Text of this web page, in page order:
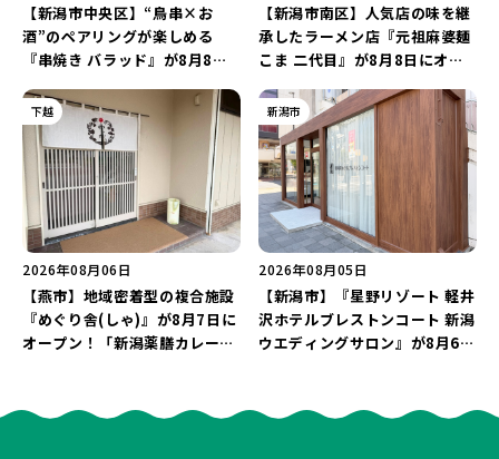
【新潟市中央区】“鳥串×お
酒”のペアリングが楽しめる
『串焼き バラッド』が8月8日
インアップ♪
【新潟市南区】人気店の味を継
承したラーメン店『元祖麻婆麺
こま 二代目』が8月8日にオー
た「麻婆麺」を復刻♪
下越
2026年08月06日
【燕市】地域密着型の複合施設
『めぐり舎(しゃ)』が8月7日に
オープン！「新潟薬膳カレー
う♪
新潟市
2026年08月05日
【新潟市】『星野リゾート 軽井
沢ホテルブレストンコート 新潟
ウエディングサロン』が8月6日